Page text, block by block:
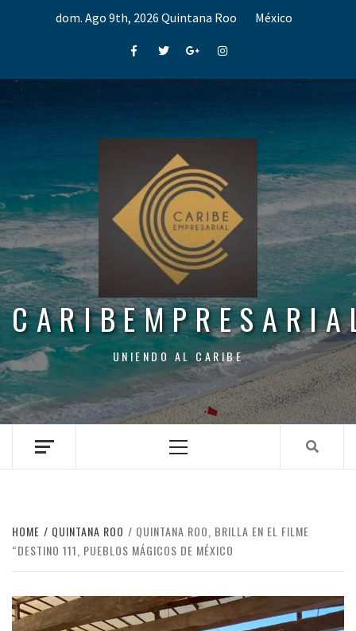
dom. Ago 9th, 2026 Quintana Roo México
FacebookTwitterGoogle+Instagram
UNIENDO AL CARIBE
Menu
HOME QUINTANA ROO
QUINTANA ROO, BRILLA EN EL FILME
“DESTINO 111, PUEBLOS MÁGICOS DE MÉXICO